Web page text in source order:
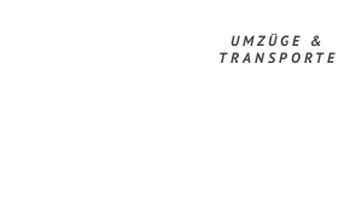
UMZÜGE &
TRANSPORTE